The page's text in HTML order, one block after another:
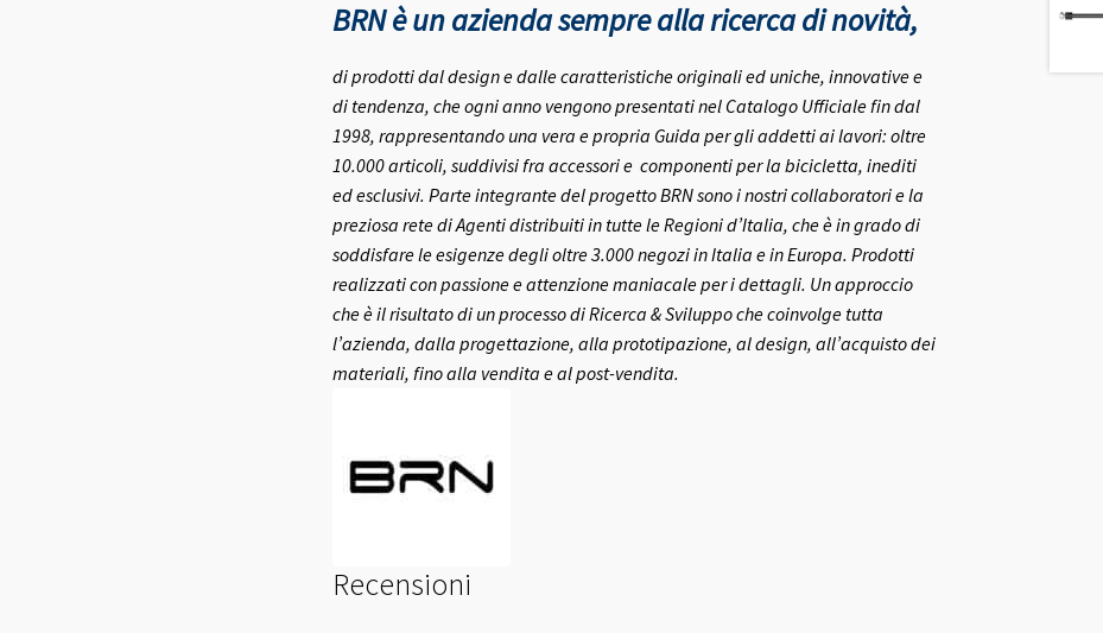
BRN è un azienda sempre alla ricerca di novità,
di prodotti dal design e dalle caratteristiche originali ed uniche, innovative e
di tendenza, che ogni anno vengono presentati nel Catalogo Ufficiale fin dal
1998, rappresentando una vera e propria Guida per gli addetti ai lavori: oltre
10.000 articoli, suddivisi fra accessori e componenti per la bicicletta, inediti
ed esclusivi. Parte integrante del progetto BRN sono i nostri collaboratori e la
preziosa rete di Agenti distribuiti in tutte le Regioni d’Italia, che è in grado di
soddisfare le esigenze degli oltre 3.000 negozi in Italia e in Europa. Prodotti
realizzati con passione e attenzione maniacale per i dettagli. Un approccio
che è il risultato di un processo di Ricerca & Sviluppo che coinvolge tutta
l’azienda, dalla progettazione, alla prototipazione, al design, all’acquisto dei
materiali, fino alla vendita e al post-vendita.
Recensioni